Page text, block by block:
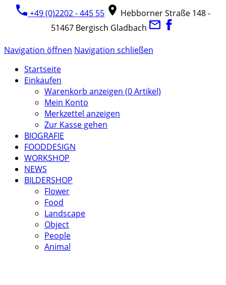
+49 (0)2202 - 445 55
Hebborner Straße 148 -
51467 Bergisch Gladbach
Navigation öffnen Navigation schließen
Startseite
Einkaufen
Warenkorb anzeigen (0Artikel)
Mein Konto
Merkzettel anzeigen
Zur Kasse gehen
BIOGRAFIE
FOODDESIGN
WORKSHOP
NEWS
BILDERSHOP
Flower
Food
Landscape
Object
People
Animal